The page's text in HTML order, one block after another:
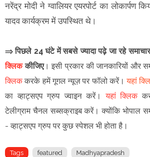
नरेंद्र मोदी ने ग्वालियर एयरपोर्ट का लोकार्पण
यादव कार्यक्रम में उपस्थित थे।
⇒ पिछले 24 घंटे में सबसे ज्यादा पढ़े जा रहे
क्लिककीजिए।इसी प्रकार की जानकारियों और
क्लिककरके हमें गूगल न्यूज़ पर फॉलो करें।यहां
का व्हाट्सएप ग्रुप ज्वाइन करें। यहां क्लिक
टेलीग्राम चैनल सब्सक्राइब करें।क्योंकि भोपाल
- व्हाट्सएप ग्रुप पर कुछ स्पेशल भी होता है।
Tags featured Madhyapradesh